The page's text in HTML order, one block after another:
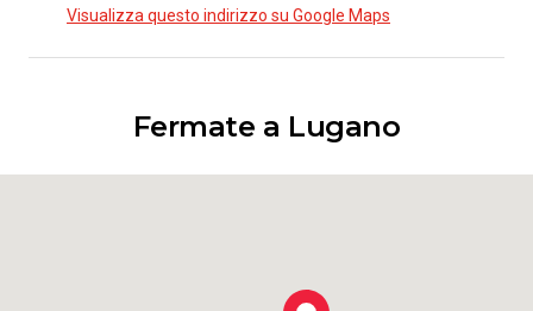
Visualizza questo indirizzo su Google Maps
Fermate a Lugano